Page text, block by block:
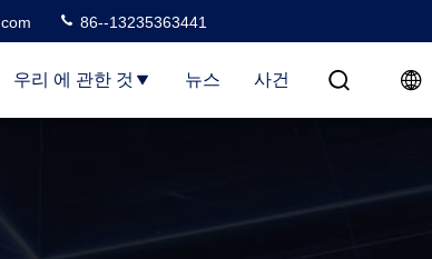
86--13235363441
우리 에 관한 것 뉴스 사건